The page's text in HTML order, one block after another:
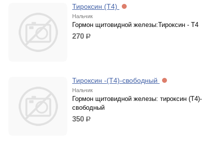
Тироксин (Т4)
Нальчик
Гормон щитовидной железы:Тироксин - Т4
270 р.
Тироксин -(Т4)-свободный
Нальчик
Гормон щитовидной железы: тироксин (Т4)-
свободный
350 р.